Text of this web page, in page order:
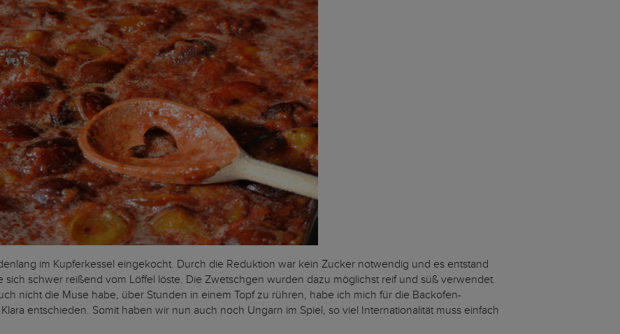
im Kupferkessel eingekocht. Durch die Reduktion war kein Zucker notwendig und es entstand
sich schwer reißend vom Löffel löste. Die Zwetschgen wurden dazu möglichst reif und süß verwendet.
nicht die Muse habe, über Stunden in einem Topf zu rühren, habe ich mich für die Backofen-
entschieden. Somit haben wir nun auch noch Ungarn im Spiel, so viel Internationalität muss einfach